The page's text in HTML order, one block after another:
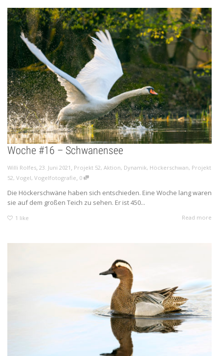
Woche #16 – Schwanensee
Willi Rolfes, 23. Juni 2021 , Projekt 52, Aktion, Dynamik, Höckerschwan, Projekt
52, Vogel, Vogelfotografie, 0
Die Höckerschwäne haben sich entschieden. Eine Woche lang waren
sie auf dem großen Teich zu sehen. Er ist 450...
1 like Read more